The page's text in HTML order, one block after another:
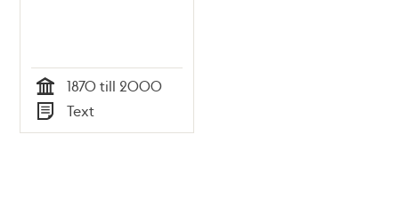
Tid
1870 till 2000
Typ
Text